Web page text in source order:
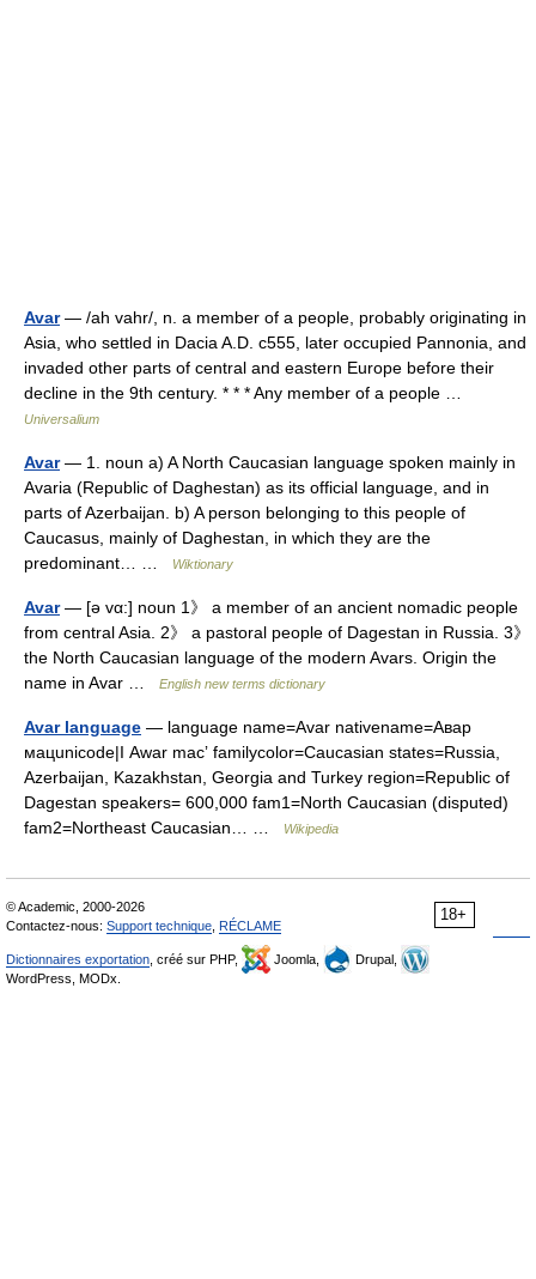
Avar— /ah vahr/, n. a member of a people, probably originating in
Asia, who settled in Dacia A.D. c555, later occupied Pannonia, and
invaded other parts of central and eastern Europe before their
decline in the 9th century. * * * Any member of a people …
Universalium
Avar— 1. noun a) A North Caucasian language spoken mainly in
Avaria (Republic of Daghestan) as its official language, and in
parts of Azerbaijan. b) A person belonging to this people of
Caucasus, mainly of Daghestan, in which they are the
predominant… …
Wiktionary
Avar— [ə vα:] noun 1》 a member of an ancient nomadic people
from central Asia. 2》 a pastoral people of Dagestan in Russia. 3》
the North Caucasian language of the modern Avars. Origin the
name in Avar …
English new terms dictionary
Avar language — language name=Avar nativename=Авар
мацunicode|Ӏ Awar macʼ familycolor=Caucasian states=Russia,
Azerbaijan, Kazakhstan, Georgia and Turkey region=Republic of
Dagestan speakers= 600,000 fam1=North Caucasian (disputed)
fam2=Northeast Caucasian… …
Wikipedia
18+
© Academic, 2000-2026
Contactez-nous: Support technique RÉCLAME
Dictionnaires exportation , créé sur PHP, Joomla,
Drupal,
WordPress, MODx.